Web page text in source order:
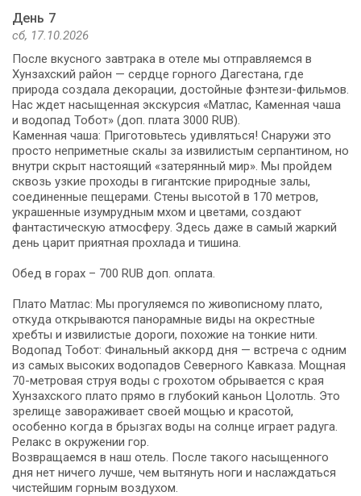
День 7
сб, 17.10.2026
После вкусного завтрака в отеле мы отправляемся в
Хунзахский район — сердце горного Дагестана, где
природа создала декорации, достойные фэнтези-фильмов.
Нас ждет насыщенная экскурсия «Матлас, Каменная чаша
и водопад Тобот» (доп. плата 3000 RUB).
Каменная чаша: Приготовьтесь удивляться! Снаружи это
просто неприметные скалы за извилистым серпантином, но
внутри скрыт настоящий «затерянный мир». Мы пройдем
сквозь узкие проходы в гигантские природные залы,
соединенные пещерами. Стены высотой в 170 метров,
украшенные изумрудным мхом и цветами, создают
фантастическую атмосферу. Здесь даже в самый жаркий
день царит приятная прохлада и тишина.
Обед в горах – 700 RUB доп. оплата.
Плато Матлас: Мы прогуляемся по живописному плато,
откуда открываются панорамные виды на окрестные
хребты и извилистые дороги, похожие на тонкие нити.
Водопад Тобот: Финальный аккорд дня — встреча с одним
из самых высоких водопадов Северного Кавказа. Мощная
70-метровая струя воды с грохотом обрывается с края
Хунзахского плато прямо в глубокий каньон Цолотль. Это
зрелище завораживает своей мощью и красотой,
особенно когда в брызгах воды на солнце играет радуга.
Релакс в окружении гор.
Возвращаемся в наш отель. После такого насыщенного
дня нет ничего лучше, чем вытянуть ноги и наслаждаться
чистейшим горным воздухом.